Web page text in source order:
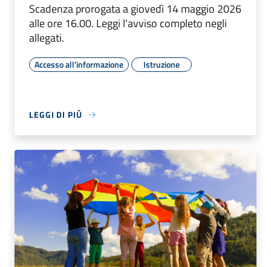
Scadenza prorogata a giovedì 14 maggio 2026
alle ore 16.00. Leggi l'avviso completo negli
allegati.
Accesso all'informazione Istruzione
LEGGI DI PIÙ